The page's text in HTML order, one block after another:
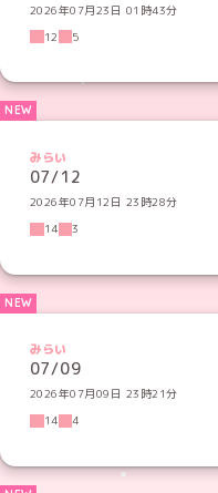
2026年07月23日 01時43分
12
5
みらい
07/12
2026年07月12日 23時28分
14
3
みらい
07/09
2026年07月09日 23時21分
14
4